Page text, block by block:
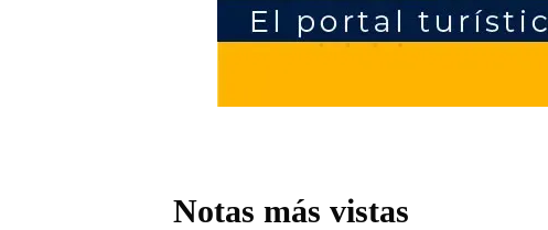
Notas más vistas